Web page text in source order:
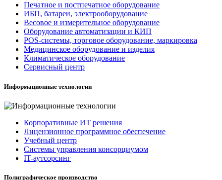
Печатное и постпечатное оборудование
ИБП, батареи, электрооборудование
Весовое и измерительное оборудование
Оборудование автоматизации и КИП
POS-системы, торговое оборудование, маркировка
Медицинское оборудование и изделия
Климатическое оборудование
Сервисный центр
Информационные технологии
Корпоративные ИТ решения
Лицензионное программное обеспечение
Учебный центр
Системы управления консорциумом
IT-аутсорсинг
Полиграфическое производство